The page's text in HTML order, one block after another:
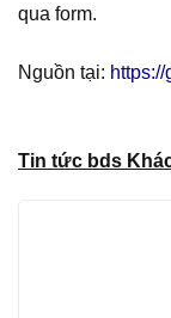
qua form.
Nguồn tại:
Tin tức bds